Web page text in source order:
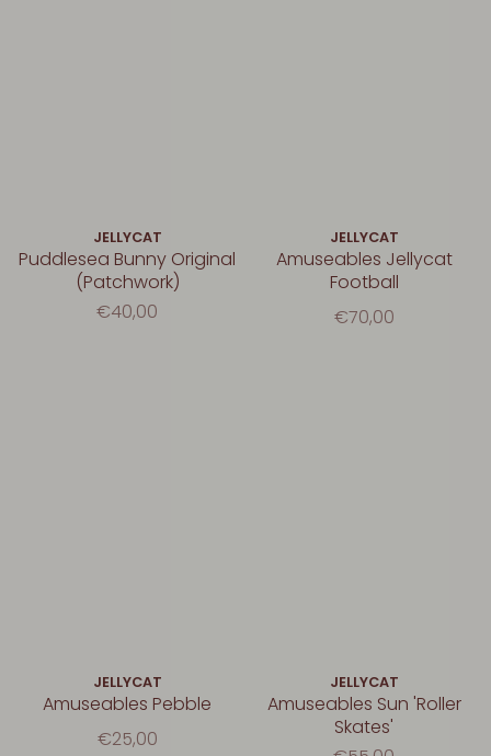
JELLYCAT
Puddlesea Bunny Original
(Patchwork)
€40,00
JELLYCAT
Amuseables Jellycat
Football
€70,00
JELLYCAT
Amuseables Pebble
€25,00
JELLYCAT
Amuseables Sun 'Roller
Skates'